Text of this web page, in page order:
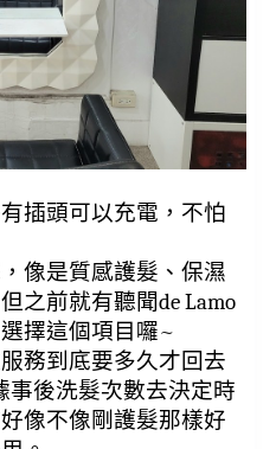
插頭可以充電，不怕
像是質感護髮、保濕
之前就有聽聞de Lamo
擇這個項目囉~
務到底要多久才回去
事後洗髮次數去決定時
像不像剛護髮那樣好